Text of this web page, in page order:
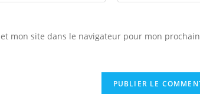
site
mon site dans le navigateur pour mon prochain